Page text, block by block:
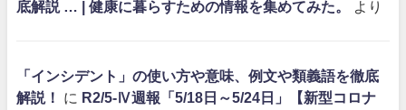
底解説 … | 健康に暮らすための情報を集めてみた。
より
「インシデント」の使い方や意味、例文や類義語を徹底
解説！
に R2/5-Ⅳ週報「5/18日～5/24日」【新型コロナ